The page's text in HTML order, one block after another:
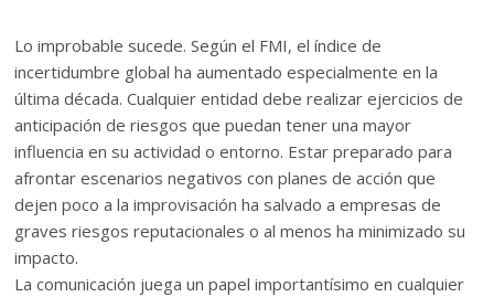
Lo improbable sucede. Según el FMI, el índice de
incertidumbre global ha aumentado especialmente en la
última década. Cualquier entidad debe realizar ejercicios de
anticipación de riesgos que puedan tener una mayor
influencia en su actividad o entorno. Estar preparado para
afrontar escenarios negativos con planes de acción que
dejen poco a la improvisación ha salvado a empresas de
graves riesgos reputacionales o al menos ha minimizado su
impacto.
La comunicación juega un papel importantísimo en cualquier